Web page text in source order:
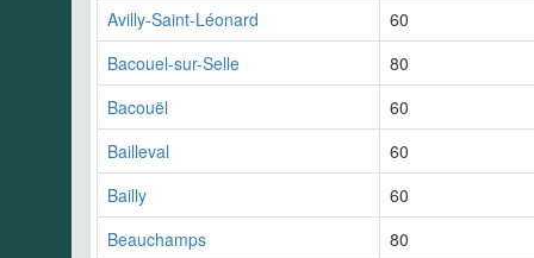
Avilly-Saint-Léonard
60
Bacouel-sur-Selle
80
Bacouël
60
Bailleval
60
Bailly
60
Beauchamps
80